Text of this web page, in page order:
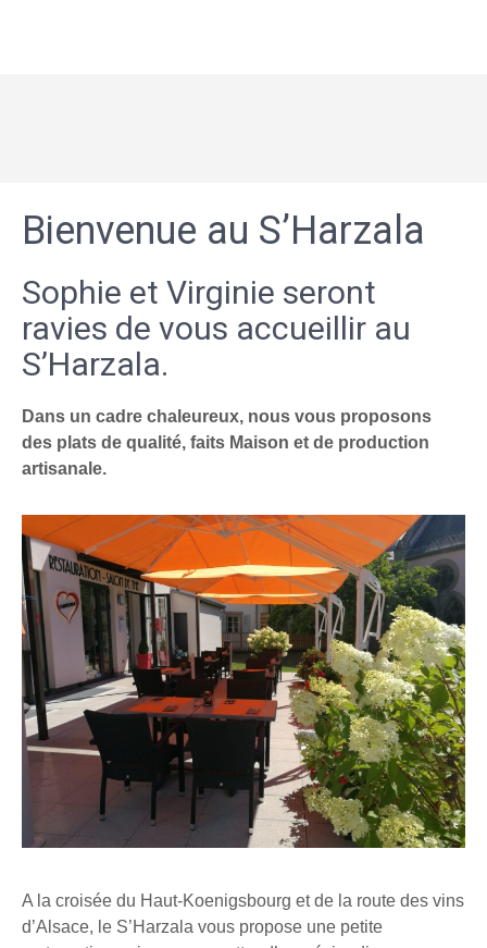
Bienvenue au S’Harzala
Sophie et Virginie seront
ravies de vous accueillir au
S’Harzala.
Dans un cadre chaleureux, nous vous proposons
des plats de qualité, faits Maison et de production
artisanale.
A la croisée du Haut-Koenigsbourg et de la route des vins
d’Alsace, le S’Harzala vous propose une petite